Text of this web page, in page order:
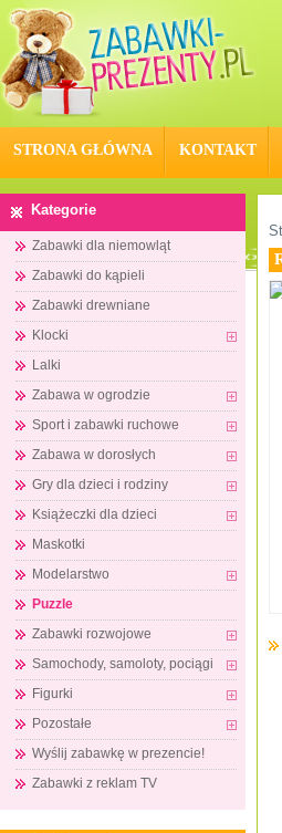
STRONA GŁÓWNA KONTAKT
Kategorie
Zabawki dla niemowląt
Zabawki do kąpieli
Zabawki drewniane
Klocki
Lalki
Zabawa w ogrodzie
Sport i zabawki ruchowe
Zabawa w dorosłych
Gry dla dzieci i rodziny
Książeczki dla dzieci
Maskotki
Modelarstwo
Puzzle
Zabawki rozwojowe
Samochody, samoloty, pociągi
Figurki
Pozostałe
Wyślij zabawkę w prezencie!
Zabawki z reklam TV